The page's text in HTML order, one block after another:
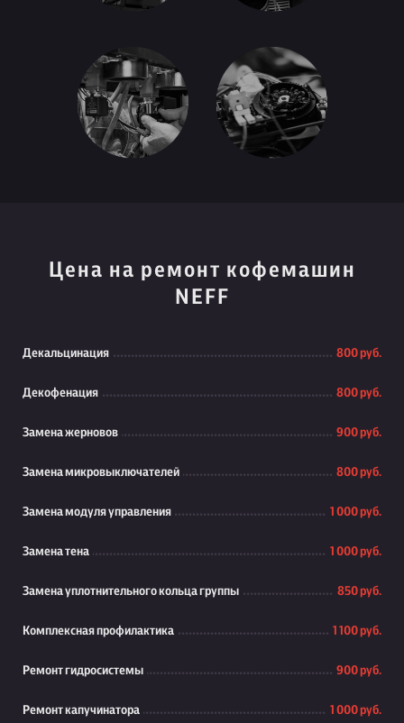
Цена на ремонт кофемашин
NEFF
Декальцинация 800 руб.
Декофенация 800 руб.
Замена жерновов 900 руб.
Замена микровыключателей 800 руб.
Замена модуля управления 1 000 руб.
Замена тена 1 000 руб.
Замена уплотнительного кольца группы 850 руб.
Комплексная профилактика 1 100 руб.
Ремонт гидросистемы 900 руб.
Ремонт капучинатора 1 000 руб.